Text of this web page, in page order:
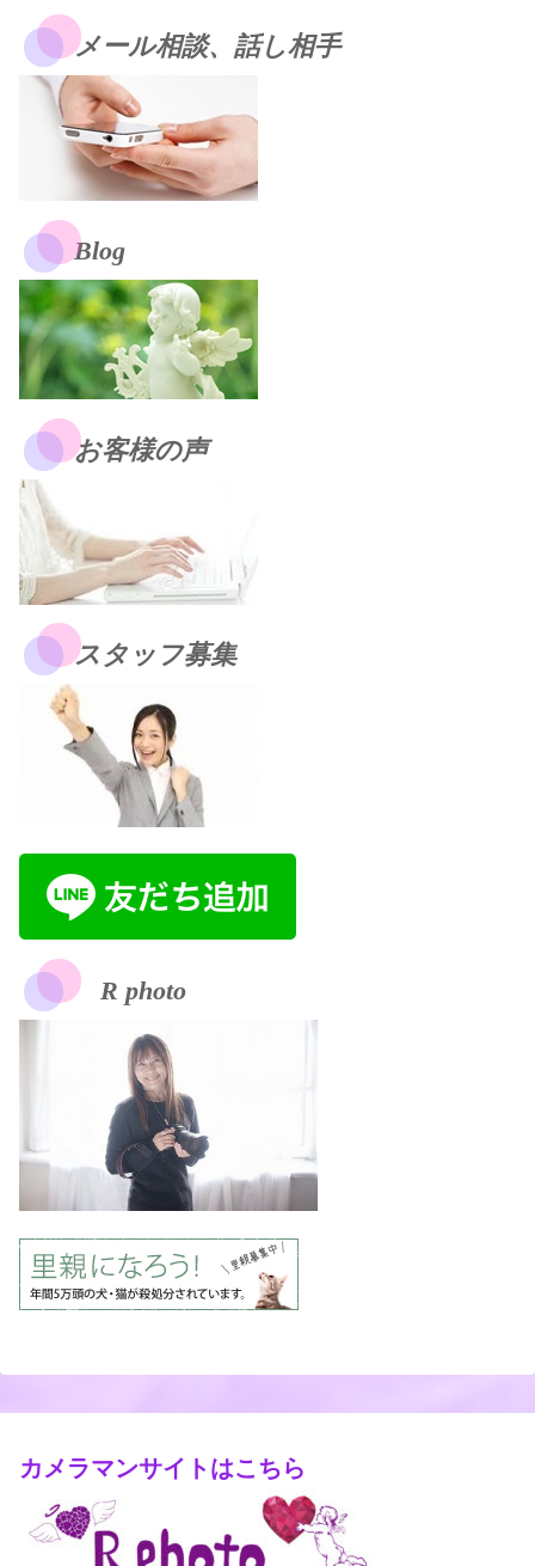
メール相談、話し相手
Blog
お客様の声
スタッフ募集
R photo
カメラマンサイトはこちら